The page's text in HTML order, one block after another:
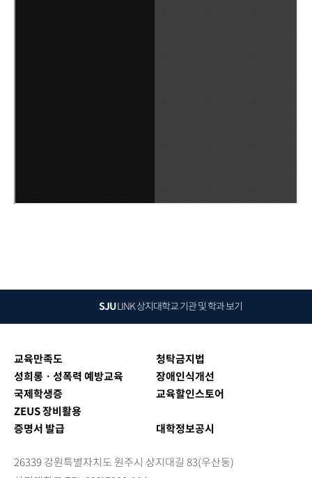
SJULINK상지대학교 기관 및 학과 보기
교육만족도
청탁금지법
성희롱ㆍ성폭력 예방교육
장애인식개선
국제학생증
교육할인스토어
ZEUS 장비활용
증명서 발급
대학정보공시
26339 강원특별자치도 원주시 상지대길 83(우산동)